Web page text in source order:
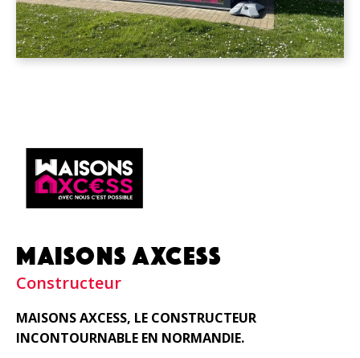
MAISONS AXCESS
Constructeur
MAISONS AXCESS, LE CONSTRUCTEUR
INCONTOURNABLE EN NORMANDIE.